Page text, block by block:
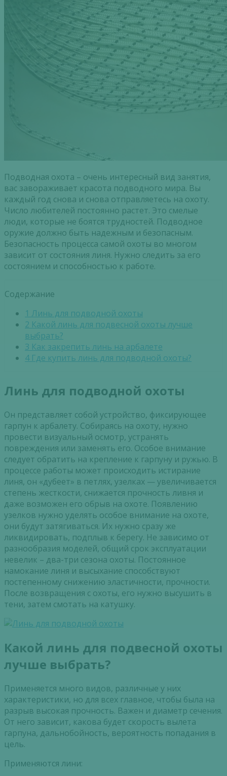
Подводная охота – очень интересный вид занятия,
вас завораживает красота подводного мира. Вы
каждый год снова и снова отправляетесь на охоту.
Число любителей постоянно растет. Это смелые
люди, которые не боятся трудностей. Подводное
оружие должно быть надежным и безопасным.
Безопасность процесса самой охоты во многом
зависит от состояния линя. Нужно следить за его
состоянием и способностью к работе.
Содержание
1 Линь для подводной охоты
2 Какой линь для подвесной охоты лучше
выбрать?
3 Как закрепить линь на арбалете
4Где купить линь для подводной охоты?
Линь для подводной охоты
Он представляет собой устройство, фиксирующее
гарпун к арбалету. Собираясь на охоту, нужно
провести визуальный осмотр, устранять
повреждения или заменять его. Особое внимание
следует обратить на крепление к гарпуну и ружью. В
процессе работы может происходить истирание
линя, он «дубеет» в петлях, узелках — увеличивается
степень жесткости, снижается прочность ливня и
даже возможен его обрыв на охоте. Появлению
узелков нужно уделять особое внимание на охоте,
они будут затягиваться. Их нужно сразу же
ликвидировать, подплыв к берегу. Не зависимо от
разнообразия моделей, общий срок эксплуатации
невелик – два-три сезона охоты. Постоянное
намокание линя и высыхание способствуют
постепенному снижению эластичности, прочности.
После возвращения с охоты, его нужно высушить в
тени, затем смотать на катушку.
Какой линь для подвесной охоты
лучше выбрать?
Применяется много видов, различные у них
характеристики, но для всех главное, чтобы была на
разрыв высокая прочность. Важен и диаметр сечения.
От него зависит, какова будет скорость вылета
гарпуна, дальнобойность, вероятность попадания в
цель.
Применяются лини: